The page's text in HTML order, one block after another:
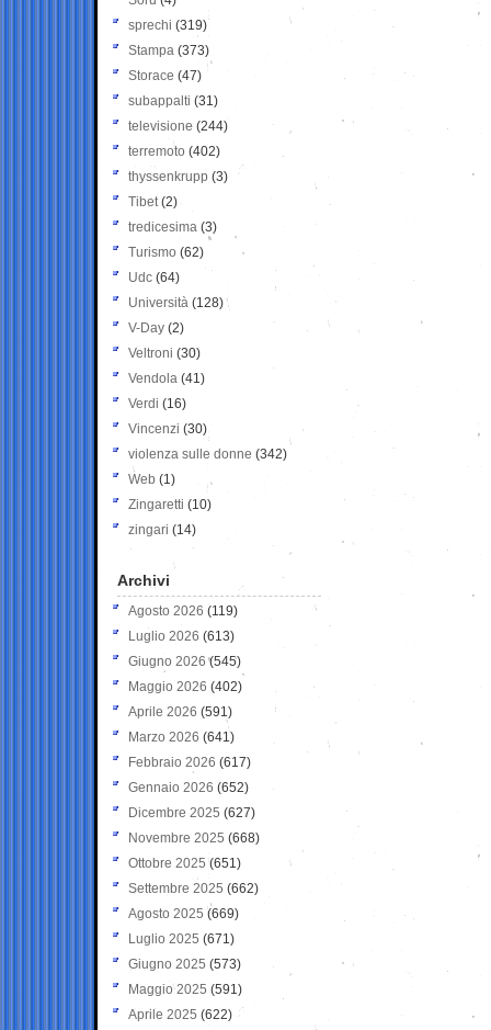
sprechi (319)
Stampa (373)
Storace (47)
subappalti (31)
televisione(244)
terremoto (402)
thyssenkrupp (3)
Tibet(2)
tredicesima (3)
Turismo (62)
Udc (64)
Università (128)
V-Day (2)
Veltroni (30)
Vendola (41)
Verdi (16)
Vincenzi (30)
violenza sulle donne (342)
Web (1)
Zingaretti (10)
zingari (14)
Archivi
Agosto 2026 (119)
Luglio 2026 (613)
Giugno 2026 (545)
Maggio 2026 (402)
Aprile 2026 (591)
Marzo 2026 (641)
Febbraio 2026 (617)
Gennaio 2026 (652)
Dicembre 2025 (627)
Novembre 2025 (668)
Ottobre 2025 (651)
Settembre 2025 (662)
Agosto 2025 (669)
Luglio 2025 (671)
Giugno 2025 (573)
Maggio 2025 (591)
Aprile 2025 (622)